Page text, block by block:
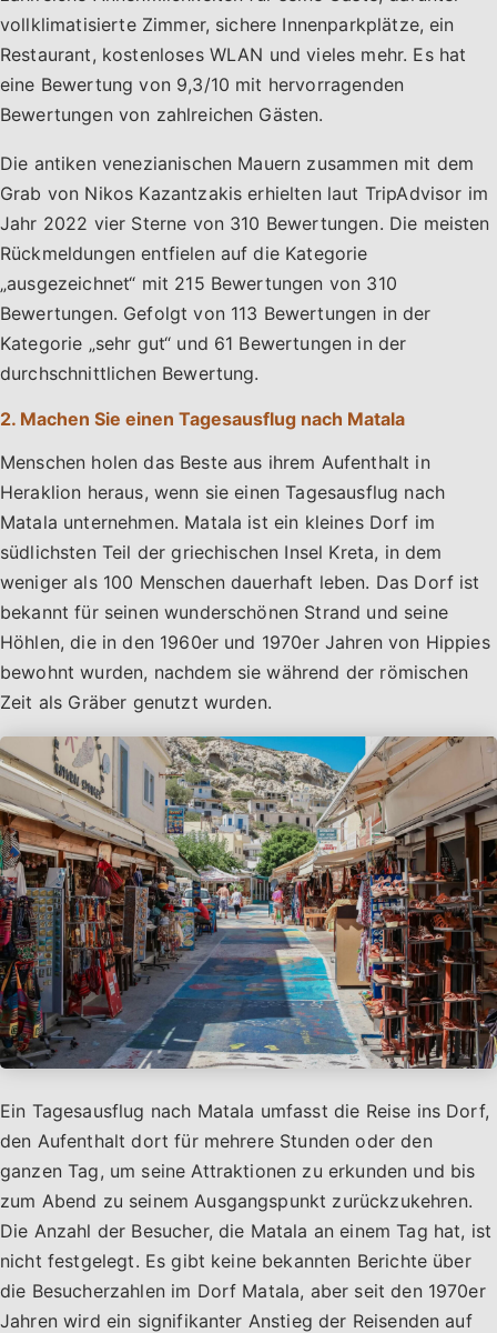
vollklimatisierte Zimmer, sichere Innenparkplätze, ein
Restaurant, kostenloses WLAN und vieles mehr. Es hat
eine Bewertung von 9,3/10 mit hervorragenden
Bewertungen von zahlreichen Gästen.
Die antiken venezianischen Mauern zusammen mit dem
Grab von Nikos Kazantzakis erhielten laut TripAdvisor im
Jahr 2022 vier Sterne von 310 Bewertungen. Die meisten
Rückmeldungen entfielen auf die Kategorie
„ausgezeichnet“ mit 215 Bewertungen von 310
Bewertungen. Gefolgt von 113 Bewertungen in der
Kategorie „sehr gut“ und 61 Bewertungen in der
durchschnittlichen Bewertung.
2. Machen Sie einen Tagesausflug nach Matala
Menschen holen das Beste aus ihrem Aufenthalt in
Heraklion heraus, wenn sie einen Tagesausflug nach
Matala unternehmen. Matala ist ein kleines Dorf im
südlichsten Teil der griechischen Insel Kreta, in dem
weniger als 100 Menschen dauerhaft leben. Das Dorf ist
bekannt für seinen wunderschönen Strand und seine
Höhlen, die in den 1960er und 1970er Jahren von Hippies
bewohnt wurden, nachdem sie während der römischen
Zeit als Gräber genutzt wurden.
Ein Tagesausflug nach Matala umfasst die Reise ins Dorf,
den Aufenthalt dort für mehrere Stunden oder den
ganzen Tag, um seine Attraktionen zu erkunden und bis
zum Abend zu seinem Ausgangspunkt zurückzukehren.
Die Anzahl der Besucher, die Matala an einem Tag hat, ist
nicht festgelegt. Es gibt keine bekannten Berichte über
die Besucherzahlen im Dorf Matala, aber seit den 1970er
Jahren wird ein signifikanter Anstieg der Reisenden auf